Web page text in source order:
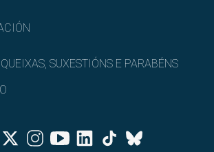
SUXESTIÓNS E PARABÉNS
TwitterInstagramYoutubeLinkedinTiktok
Bluesky